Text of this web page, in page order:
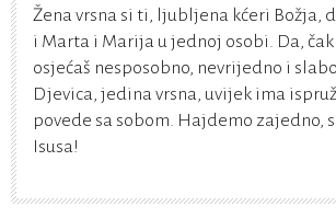
Žena vrsna si ti, ljubljena kćeri Božja,
i Marta i Marija u jednoj osobi. Da, čak
osjećaš nesposobno, nevrijedno i
Djevica, jedina vrsna, uvijek ima
povede sa sobom. Hajdemo zajedno,
Isusa!